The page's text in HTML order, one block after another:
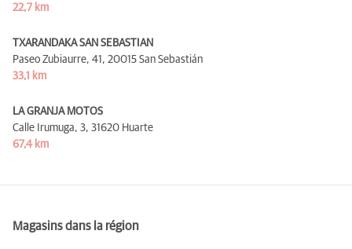
22,7 km
TXARANDAKA SAN SEBASTIAN
Paseo Zubiaurre, 41, 20015 San Sebastián
33,1 km
LA GRANJA MOTOS
Calle Irumuga, 3, 31620 Huarte
67,4 km
Magasins dans la région